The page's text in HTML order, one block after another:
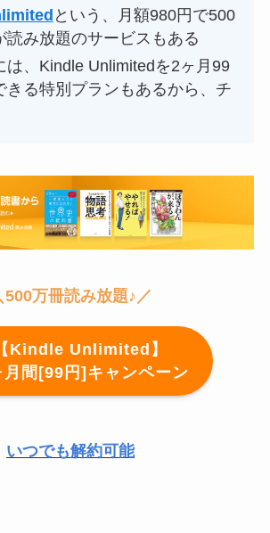
という、月額980円で500
読み放題のサービスもある
は、Kindle Unlimitedを2ヶ月99
きる特別プランもあるから、チ
500万冊読み放題♪／
【Kindle Unlimited】
間[99円]キャンペーン
いつでも解約可能